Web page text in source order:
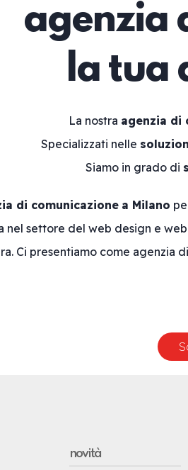
agenzia
la tua
La nostra agenzia di
Specializzati nelle
Siamo in grado di
di comunicazione a Milano
nel settore del web design e
Ci presentiamo come
novità